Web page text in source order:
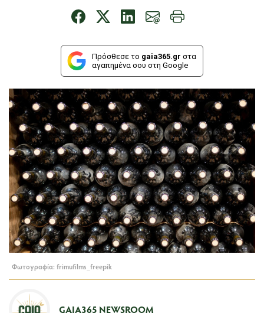
Πρόσθεσε το gaia365.gr στα
αγαπημένα σου στη Google
Φωτογραφία: frimufilms_freepik
GAIA365 NEWSROOM